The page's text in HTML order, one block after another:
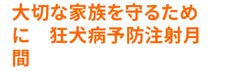
大切な家族を守るため
に 狂犬病予防注射月
間